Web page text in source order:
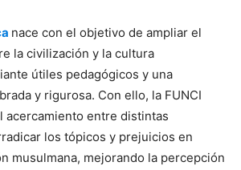
nace con el objetivo de ampliar el
la civilización y la cultura
útiles pedagógicos y una
y rigurosa. Con ello, la FUNCI
acercamiento entre distintas
los tópicos y prejuicios en
musulmana, mejorando la percepción